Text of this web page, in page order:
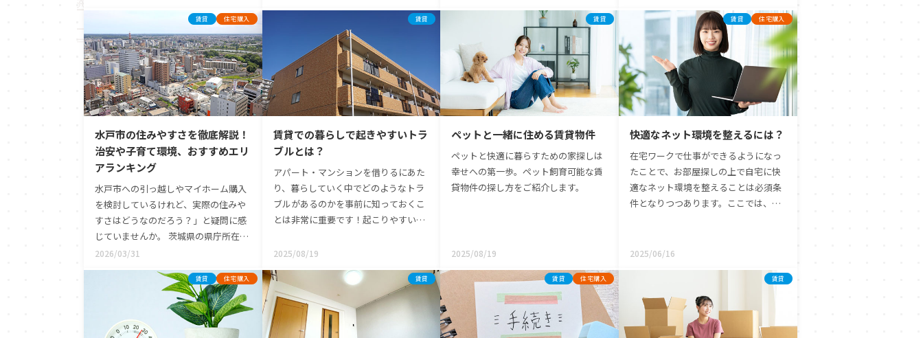
リスクをあらかじめ知っておくこと
が、ご家族の安心に直接つながるから
です。実は2020年の法改正により、不
動産の契約時には「水防法」に基づく
ハザードマップの説明が義務付けられ
ました。不動産会社だけでなく、家を
買うご自身でもひたちなか市の災害リ
スクをしっかり理解しておくことが大
切です。この章では、不動産取引にお
ける水防法の役割や、ハザードマップ
を確認する重要性を分かりやすくお伝
えします。災害リスクを知ることは、
大切なご家族の命とマイホームの資産
価値を守る第一歩になりますよ。
め知っておくことが、ご家族の安心に
直接つながるからです。実は2020年の
法改正により、不動産の契約時には
「水防法」に基づくハザードマップの
説明が義務付けられました。不動産会
社だけでなく、家を買うご自身でも水
戸市の災害リスクをしっかり理解して
おくことが大切です。この章では、不
動産取引における水防法の役割や、ハ
ザードマップを確認する重要性を分か
りやすくお伝えします。災害リスクを
知ることは、大切なご家族の命とマイ
ランス良く共存しており、移住者や子
育て世帯に自信を持っておすすめでき
る街です。市内には日々の買い物に便
利な大型複合商業施設が点在している
一方で、少し車を走らせれば美しい海
や広大な公園が広がり、四季折々の風
景を楽しむことができます。 ひたちな
か市での失敗しないお部屋探し・マイ
ホーム探しに向けて、ぜひ本記事を参
考にして、理想のライフスタイルを思
い描いてみてください。
賃貸 住宅購入
水戸市の住みやすさを徹底解説！
治安や子育て環境、おすすめエリ
アランキング
水戸市への引っ越しやマイホーム購入
を検討しているけれど、実際の住みや
すさはどうなのだろう？」と疑問に感
じていませんか。 茨城県の県庁所在地
である水戸市は、東京へのアクセスの
良さと豊かな自然が共存する魅力的な
都市です。単身者の通勤事情から子育
て中のファミリー層に向けた支援制度
まで、幅広い世代に支持される理由が
あります。 本記事では、水戸市の治安
2026/03/31
賃貸
賃貸での暮らしで起きやすいトラ
ブルとは？
アパート・マンションを借りるにあた
り、暮らしていく中でどのようなトラ
ブルがあるのかを事前に知っておくこ
とは非常に重要です！起こりやすいト
ご紹介していきます。
2025/08/19
賃貸
ペットと一緒に住める賃貸物件
ペットと快適に暮らすための家探しは
幸せへの第一歩。ペット飼育可能な賃
貸物件の探し方をご紹介します。
2025/08/19
賃貸 住宅購入
快適なネット環境を整えるには？
在宅ワークで仕事ができるようになっ
たことで、お部屋探しの上で自宅に快
適なネット環境を整えることは必須条
件となりつつあります。ここでは、ネ
回線の調べ方、現在使用している回線
2025/06/16
賃貸 住宅購入 賃貸 賃貸 住宅購入 賃貸